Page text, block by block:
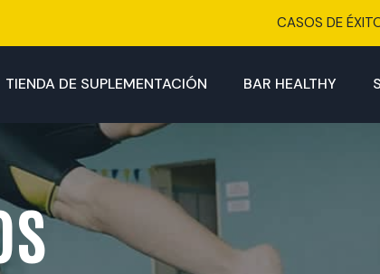
CASOS DE
TIENDA DE SUPLEMENTACIÓN BAR HEALTHY